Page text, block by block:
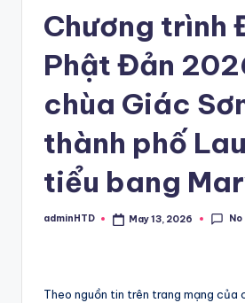
Chương trình
Phật Đản
chùa Giác
thành phố
tiểu bang
Posted
adminHTD May 13, 2026
Theo nguồn tin trên trang mạng của